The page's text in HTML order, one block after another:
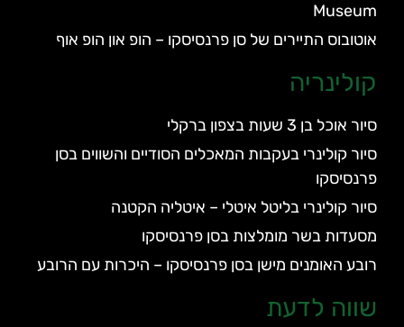
Museum
אוטובוס התיירים של סן פרנסיסקו – הופ און הופ אוף
קולינריה
סיור אוכל בן 3 שעות בצפון ברקלי
סיור קולינרי בעקבות המאכלים הסודיים והשווים בסן
פרנסיסקו
סיור קולינרי בליטל איטלי – איטליה הקטנה
מסעדות בשר מומלצות בסן פרנסיסקו
רובע האומנים מישן בסן פרנסיסקו – היכרות עם הרובע
שווה לדעת